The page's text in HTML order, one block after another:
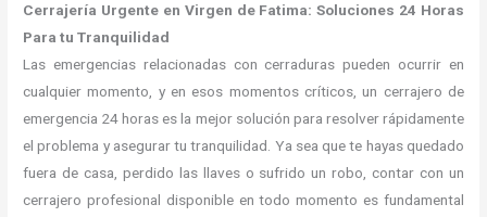
Cerrajería Urgente en Virgen de Fatima: Soluciones 24 Horas
Para tu Tranquilidad
Las emergencias relacionadas con cerraduras pueden ocurrir en
cualquier momento, y en esos momentos críticos, un cerrajero de
emergencia 24 horas es la mejor solución para resolver rápidamente
el problema y asegurar tu tranquilidad. Ya sea que te hayas quedado
fuera de casa, perdido las llaves o sufrido un robo, contar con un
cerrajero profesional disponible en todo momento es fundamental